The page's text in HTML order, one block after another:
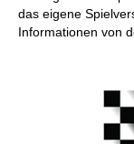
das eigene
Informationen von